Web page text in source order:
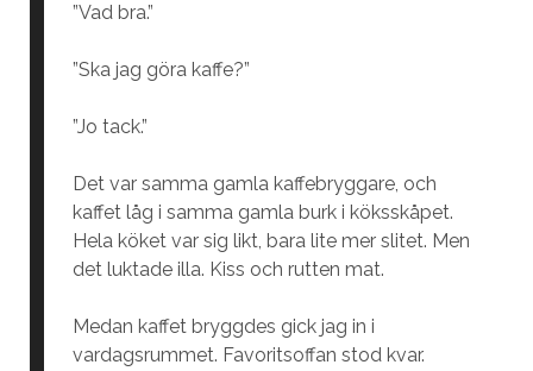
”Vad bra.”
”Ska jag göra kaffe?”
”Jo tack.”
Det var samma gamla kaffebryggare, och
kaffet låg i samma gamla burk i köksskåpet.
Hela köket var sig likt, bara lite mer slitet. Men
det luktade illa. Kiss och rutten mat.
Medan kaffet bryggdes gick jag in i
vardagsrummet. Favoritsoffan stod kvar.